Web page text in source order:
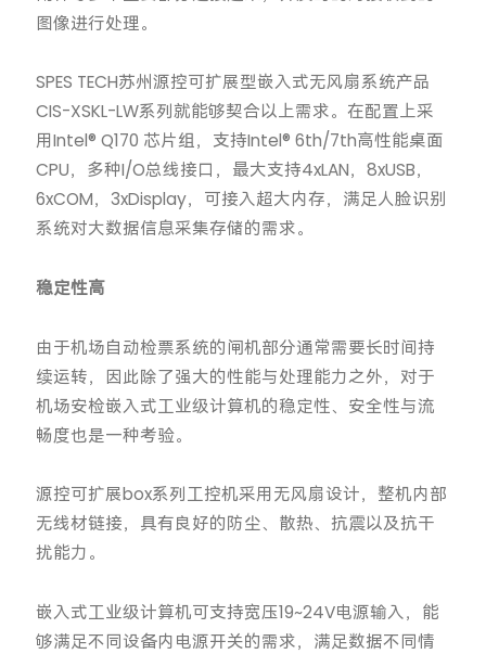
图像进行处理。
SPES TECH苏州源控可扩展型嵌入式无风扇系统产品
CIS-XSKL-LW系列就能够契合以上需求。在配置上采
用Intel® Q170 芯片组，支持Intel® 6th/7th高性能桌面
CPU，多种I/O总线接口，最大支持4xLAN，8xUSB，
6xCOM，3xDisplay，可接入超大内存，满足人脸识别
系统对大数据信息采集存储的需求。
稳定性高
由于机场自动检票系统的闸机部分通常需要长时间持
续运转，因此除了强大的性能与处理能力之外，对于
机场安检嵌入式工业级计算机的稳定性、安全性与流
畅度也是一种考验。
源控可扩展box系列工控机采用无风扇设计，整机内部
无线材链接，具有良好的防尘、散热、抗震以及抗干
扰能力。
嵌入式工业级计算机可支持宽压19~24V电源输入，能
够满足不同设备内电源开关的需求，满足数据不同情